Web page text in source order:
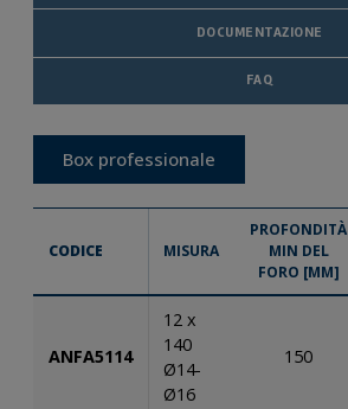
DOCUMENTAZIONE
FAQ
Box professionale
CODICE MISURA
PROFONDITÀ
MIN DEL
FORO [MM]
ANFA5114
12 x
140
Ø14-
Ø16
150